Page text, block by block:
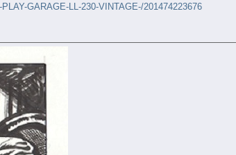
GARAGE-LL-230-VINTAGE-/201474223676